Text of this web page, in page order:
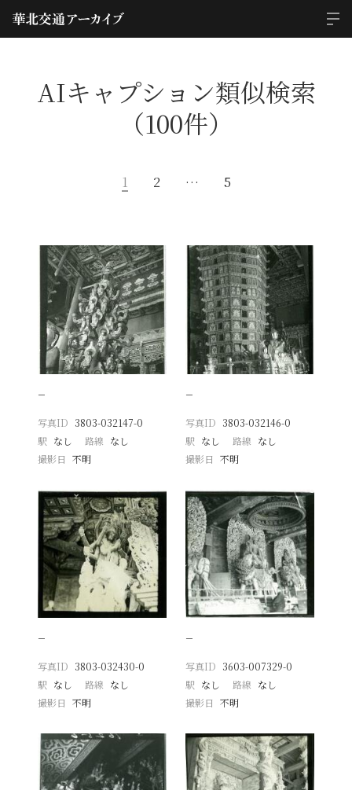
AIキャプション類似検索
（100件）
1 2 … 5
−
写真ID 3803-032147-0
駅 なし 路線 なし
撮影日
不明
−
写真ID 3803-032146-0
駅 なし 路線 なし
撮影日 不明
−
写真ID 3803-032430-0
駅 なし 路線 なし
撮影日
不明
−
写真ID 3603-007329-0
駅 なし 路線 なし
撮影日 不明